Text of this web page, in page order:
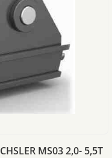
MS03 2,0- 5,5T